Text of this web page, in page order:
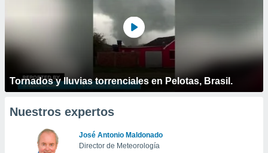
Tornados y lluvias torrenciales en Pelotas, Brasil.
Nuestros expertos
José Antonio Maldonado
Director de Meteorología